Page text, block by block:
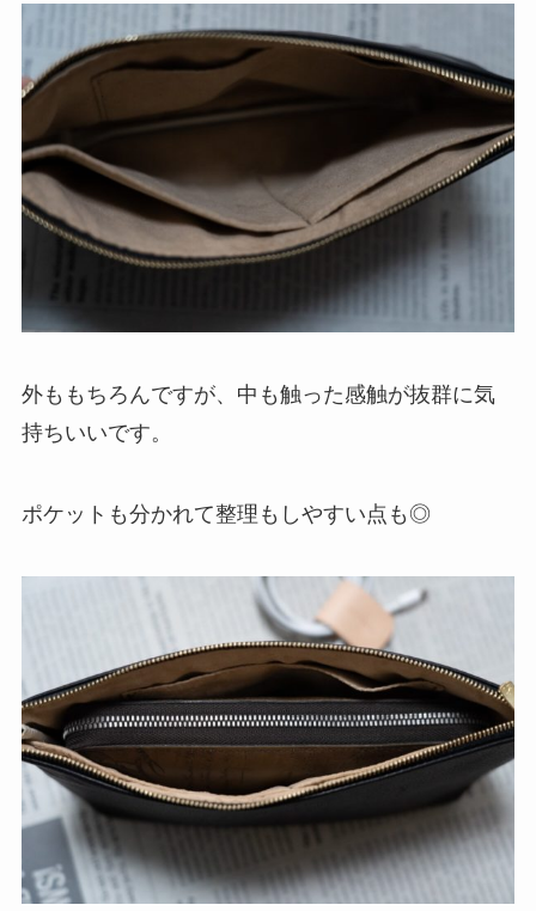
外ももちろんですが、中も触った感触が抜群に気
持ちいいです。
ポケットも分かれて整理もしやすい点も◎